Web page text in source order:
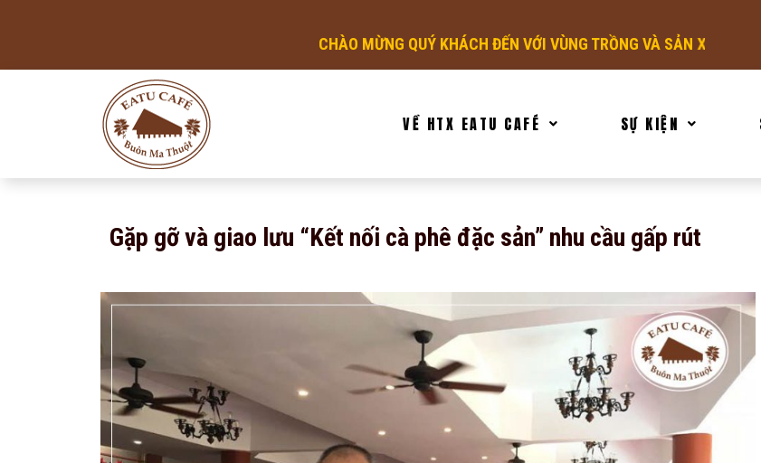
CHÀO MỪNG QUÝ KHÁCH ĐẾN VỚI VÙNG TRỒNG VÀ SẢN XUẤT CÀ PHÊ ROBUSTA ĐẶC
VỀ HTX EATU CAFÉ SỰ KIỆN
Gặp gỡ và giao lưu “Kết nối cà phê đặc sản” nhu cầu gấp rút